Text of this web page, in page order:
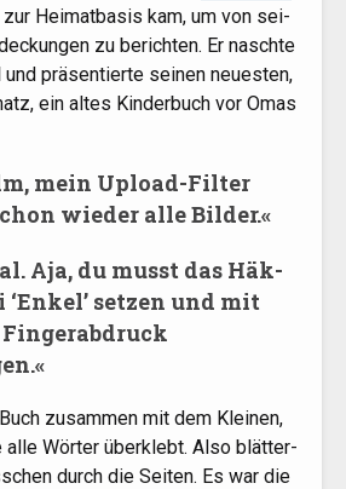
Hei­mat­ba­sis kam, um von sei­
zu berich­ten. Er nasch­te
prä­sen­tier­te sei­nen neu­es­ten,
ein altes Kin­der­buch vor Omas
mein Upload-Fil­ter
wie­der alle Bilder.«
Aja, du musst das Häk­
‘Enkel’ set­zen und mit
zusam­men mit dem Klei­nen,
alle Wör­ter über­klebt. Also blät­ter­
durch die Sei­ten. Es war die